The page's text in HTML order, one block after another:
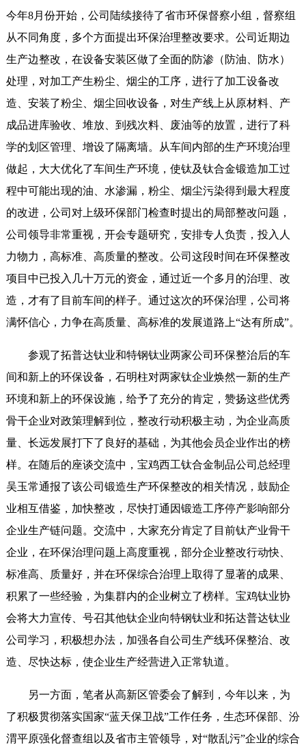
今年8月份开始，公司陆续接待了省市环保督察小组，督察组
从不同角度，多个方面提出环保治理整改要求。公司近期边
生产边整改，在设备安装区做了全面的防渗（防油、防水）
处理，对加工产生粉尘、烟尘的工序，进行了加工设备改
造、安装了粉尘、烟尘回收设备，对生产线上从原材料、产
成品进库验收、堆放、到残次料、废油等的放置，进行了科
学的划区管理、增设了隔离墙。从车间内部的生产环境治理
做起，大大优化了车间生产环境，使钛及钛合金锻造加工过
程中可能出现的油、水渗漏，粉尘、烟尘污染得到最大程度
的改进，公司对上级环保部门检查时提出的局部整改问题，
公司领导非常重视，开会专题研究，安排专人负责，投入人
力物力，高标准、高质量的整改。公司这段时间在环保整改
项目中已投入几十万元的资金，通过近一个多月的治理、改
造，才有了目前车间的样子。通过这次的环保治理，公司将
满怀信心，力争在高质量、高标准的发展道路上“达有所成”。
参观了拓普达钛业和特钢钛业两家公司环保整治后的车
间和新上的环保设备，石明柱对两家钛企业焕然一新的生产
环境和新上的环保设施，给予了充分的肯定，赞扬这些优秀
骨干企业对政策理解到位，整改行动积极主动，为企业高质
量、长远发展打下了良好的基础，为其他会员企业作出的榜
样。在随后的座谈交流中，宝鸡西工钛合金制品公司总经理
吴玉常通报了该公司锻造生产环保整改的相关情况，鼓励企
业相互借鉴，加快整改，尽快打通因锻造工序停产影响部分
企业生产链问题。交流中，大家充分肯定了目前钛产业骨干
企业，在环保治理问题上高度重视，部分企业整改行动快、
标准高、质量好，并在环保综合治理上取得了显著的成果、
积累了一些经验，为集群内的企业树立了榜样。宝鸡钛业协
会将大力宣传、号召其他钛企业向特钢钛业和拓达普达钛业
公司学习，积极想办法，加强各自公司生产线环保整治、改
造、尽快达标，使企业生产经营进入正常轨道。
另一方面，笔者从高新区管委会了解到，今年以来，为
了积极贯彻落实国家“蓝天保卫战”工作任务，生态环保部、汾
渭平原强化督查组以及省市主管领导，对“散乱污”企业的综合